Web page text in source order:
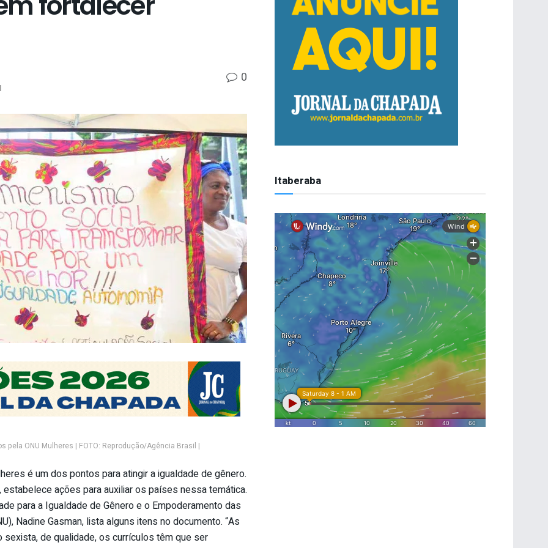
0
ONU Mulheres | FOTO: Reprodução/Agência Brasil |
é um dos pontos para atingir a igualdade de gênero.
ações para auxiliar os países nessa temática.
para a Igualdade de Gênero e o Empoderamento das
Nadine Gasman, lista alguns itens no documento. “As
de qualidade, os currículos têm que ser
Itaberaba